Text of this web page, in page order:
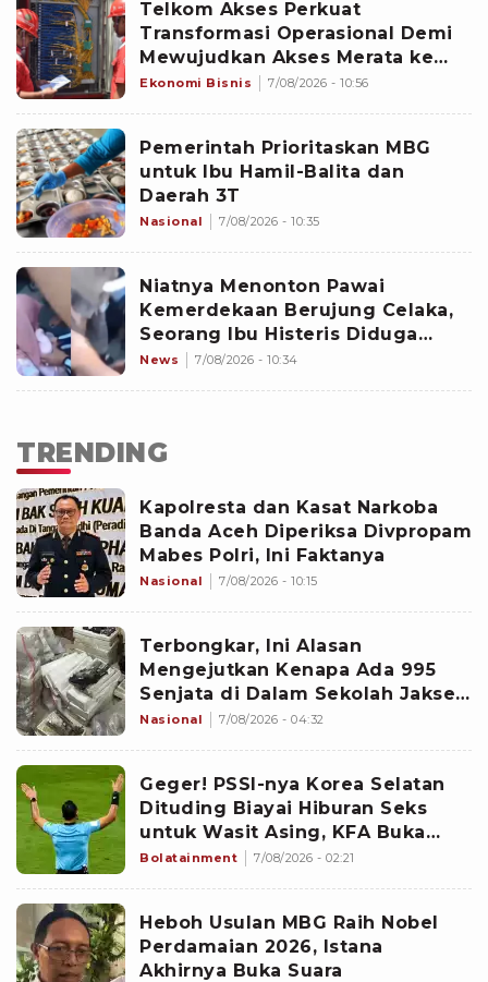
Telkom Akses Perkuat
Transformasi Operasional Demi
Mewujudkan Akses Merata ke
Seluruh Negeri
Ekonomi Bisnis 7/08/2026 - 10:56
Pemerintah Prioritaskan MBG
untuk Ibu Hamil-Balita dan
Daerah 3T
Nasional 7/08/2026 - 10:35
Niatnya Menonton Pawai
Kemerdekaan Berujung Celaka,
Seorang Ibu Histeris Diduga
Ditabrak Oknum Polisi
News 7/08/2026 - 10:34
TRENDING
Kapolresta dan Kasat Narkoba
Banda Aceh Diperiksa Divpropam
Mabes Polri, Ini Faktanya
Nasional 7/08/2026 - 10:15
Terbongkar, Ini Alasan
Mengejutkan Kenapa Ada 995
Senjata di Dalam Sekolah Jaksel
Sejak 2020
Nasional 7/08/2026 - 04:32
Geger! PSSI-nya Korea Selatan
Dituding Biayai Hiburan Seks
untuk Wasit Asing, KFA Buka
Suara
Bolatainment 7/08/2026 - 02:21
Heboh Usulan MBG Raih Nobel
Perdamaian 2026, Istana
Akhirnya Buka Suara